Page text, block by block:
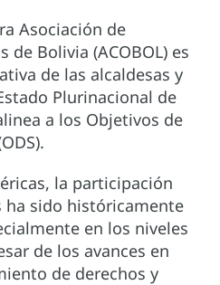
Asociación de
de Bolivia (ACOBOL) es
de las alcaldesas y
Plurinacional de
a los Objetivos de
la participación
sido históricamente
en los niveles
de los avances en
de derechos y